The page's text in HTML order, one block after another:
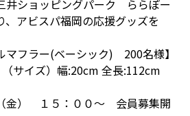
井ショッピングパーク ららぽー
、アビスパ福岡の応援グッズを
マフラー(ベーシック) 200名様】
サイズ）幅:20cm 全長:112cm
金） １５：００～ 会員募集開